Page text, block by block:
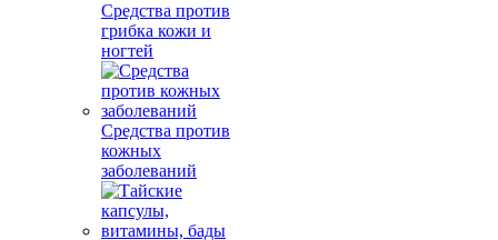
Средства против
грибка кожи и
ногтей
Средства против
кожных
заболеваний